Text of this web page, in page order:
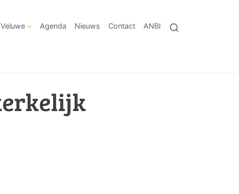
Agenda Nieuws Contact ANBI